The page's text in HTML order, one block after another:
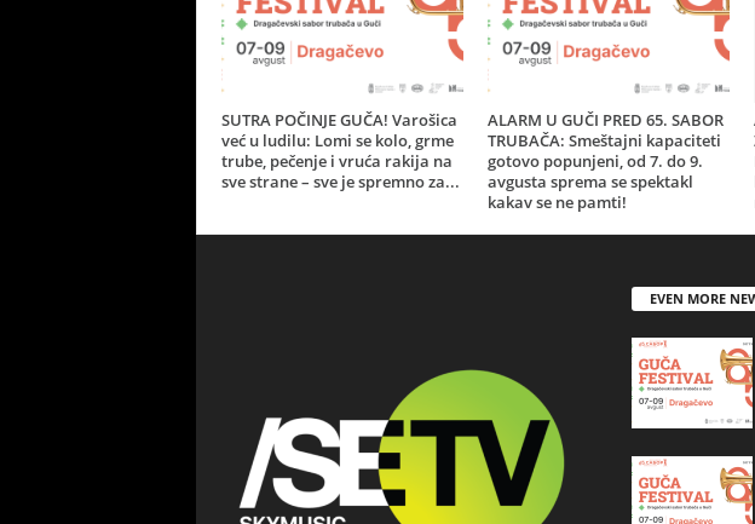
SUTRA POČINJE GUČA! Varošica
već u ludilu: Lomi se kolo, grme
trube, pečenje i vruća rakija na
sve strane – sve je spremno za...
ALARM U GUČI PRED 65. SABOR
TRUBAČA: Smeštajni kapaciteti
gotovo popunjeni, od 7. do 9.
avgusta sprema se spektakl
kakav se ne pamti!
EVEN MORE